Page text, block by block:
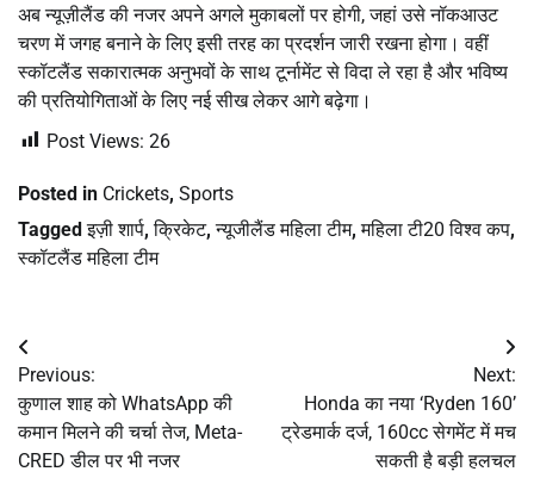
अब न्यूज़ीलैंड की नजर अपने अगले मुकाबलों पर होगी, जहां उसे नॉकआउट
चरण में जगह बनाने के लिए इसी तरह का प्रदर्शन जारी रखना होगा। वहीं
स्कॉटलैंड सकारात्मक अनुभवों के साथ टूर्नामेंट से विदा ले रहा है और भविष्य
की प्रतियोगिताओं के लिए नई सीख लेकर आगे बढ़ेगा।
Post Views: 26
Posted in Crickets, Sports
Taggedइज़ी शार्प,क्रिकेट,न्यूजीलैंड महिला टीम,महिला टी20 विश्व कप,
स्कॉटलैंड महिला टीम
Post
navigation
Previous:
कुणाल शाह को WhatsApp की
कमान मिलने की चर्चा तेज, Meta-
CRED डील पर भी नजर
Next:
Honda का नया ‘Ryden 160’
ट्रेडमार्क दर्ज, 160cc सेगमेंट में मच
सकती है बड़ी हलचल